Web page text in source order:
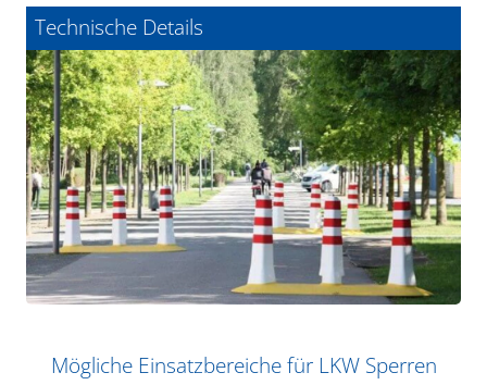
Technische Details
Mögliche Einsatzbereiche für LKW Sperren